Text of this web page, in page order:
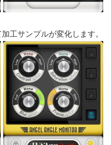
工サンプルが変化します。